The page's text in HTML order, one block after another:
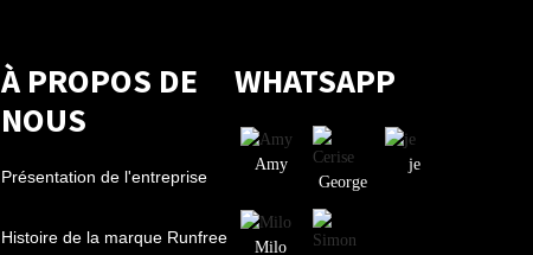
À PROPOS DE
NOUS
Présentation de l'entreprise
Histoire de la marque Runfree
WHATSAPP
Amy
George
je
Milo